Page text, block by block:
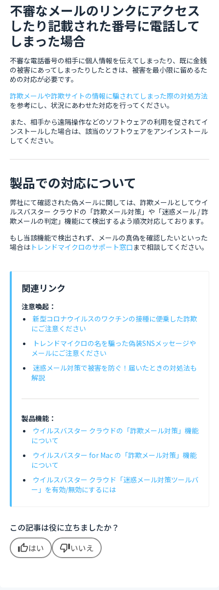
不審なメールのリンクにアクセス
したり記載された番号に電話して
しまった場合
不審な電話番号の相手に個人情報を伝えてしまったり、既に金銭
の被害にあってしまったりしたときは、被害を最小限に留めるた
めの対応が必要です。
詐欺メールや詐欺サイトの情報に騙されてしまった際の対処方法
を参考にし、状況にあわせた対応を行ってください。
また、相手から遠隔操作などのソフトウェアの利用を促されてイ
ンストールした場合は、該当のソフトウェアをアンインストール
してください。
製品での対応について
弊社にて確認された偽メールに関しては、詐欺メールとしてウイ
ルスバスター クラウドの「詐欺メール対策」や「迷惑メール / 詐
欺メールの判定」機能にて検出するよう順次対応しております。
もし当該機能で検出されず、メールの真偽を確認したいといった
場合は トレンドマイクロのサポート窓口まで相談してください。
関連リンク
注意喚起：
新型コロナウイルスのワクチンの接種に便乗した詐欺
にご注意ください
トレンドマイクロの名を騙った偽装SNSメッセージや
メールにご注意ください
迷惑メール対策で被害を防ぐ！届いたときの対処法も
解説
製品機能：
ウイルスバスター クラウドの「詐欺メール対策」機能
について
ウイルスバスター for Mac の「詐欺メール対策」機能
について
ウイルスバスター クラウド「迷惑メール対策ツールバ
ー」を有効/無効にするには
この記事は役に立ちましたか？
thumb_upはい thumb_downいいえ